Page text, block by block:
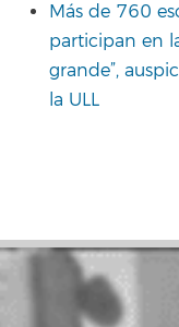
Más de 760
participan en
grande”,
la ULL